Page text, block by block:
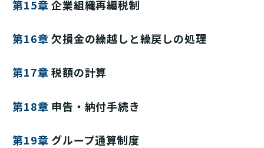
第15章企業組織再編税制
第16章欠損金の繰越しと繰戻しの処理
第17章税額の計算
第18章 申告・納付手続き
第19章 グループ通算制度